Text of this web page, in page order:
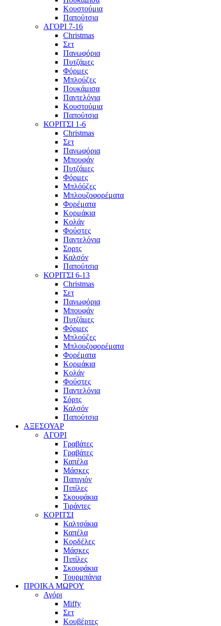
Κουστούμια
Παπούτσια
ΑΓΟΡΙ 7-16
Christmas
Σετ
Πανωφόρια
Πυτζάμες
Φόρμες
Μπλούζες
Πουκάμισα
Παντελόνια
Κουστούμια
Παπούτσια
ΚΟΡΙΤΣΙ 1-6
Christmas
Σετ
Πανωφόρια
Μπουφάν
Πυτζάμες
Φόρμες
Μπλόύζες
Μπλουζοφορέματα
Φορέματα
Κορμάκια
Κολάν
Φούστες
Παντελόνια
Σορτς
Καλσόν
Παπούτσια
ΚΟΡΙΤΣΙ 6-13
Christmas
Σετ
Πανωφόρια
Μπουφάν
Πυτζάμες
Φόρμες
Μπλούζες
Μπλουζοφορέματα
Φορέματα
Κορμάκια
Κολάν
Φούστες
Παντελόνια
Σόρτς
Καλσόν
Παπούτσια
ΑΞΕΣΟΥΑΡ
ΑΓΟΡΙ
Γραβάτες
Γραβάτες
Καπέλα
Μάσκες
Παπιγιόν
Πιπίλες
Σκουφάκια
Τιράντες
ΚΟΡΙΤΣΙ
Καλτσάκια
Καπέλα
Κορδέλες
Μάσκες
Πιπίλες
Σκουφάκια
Τουρμπάνια
ΠΡΟΙΚΑ ΜΩΡΟΥ
Αγόρι
Miffy
Σετ
Κουβέρτες